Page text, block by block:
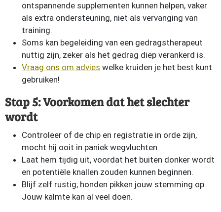
ontspannende supplementen kunnen helpen, vaker
als extra ondersteuning, niet als vervanging van
training.
Soms kan begeleiding van een gedragstherapeut
nuttig zijn, zeker als het gedrag diep verankerd is.
Vraag ons om advies welke kruiden je het best kunt
gebruiken!
Stap 5: Voorkomen dat het slechter
wordt
Controleer of de chip en registratie in orde zijn,
mocht hij ooit in paniek wegvluchten.
Laat hem tijdig uit, voordat het buiten donker wordt
en potentiële knallen zouden kunnen beginnen.
Blijf zelf rustig; honden pikken jouw stemming op.
Jouw kalmte kan al veel doen.